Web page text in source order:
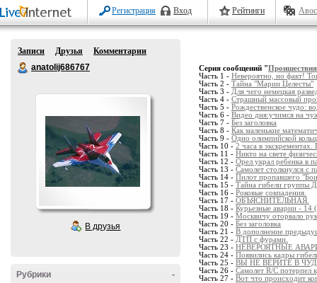
Регистрация Вход Рейтинги
Записи Друзья
Комментарии
anatolij686767
В друзья
-
Рубрики
Серия сообщений "
Часть 1 - Невероятно, но факт!
Часть 2 - Тайна "Марии Целесты"
Часть 3 - Для чего немецкая
Часть 4 - Страшный массовый
Часть 5 - Рождественское чудо:
Часть 6 - Видео дня:учимся на
Часть 7 - Без заголовка
Часть 8 - Как маленькие
Часть 9 - Одно олимпийской
Часть 10 - 2 часа в
Часть 11 - Никто на свете
Часть 12 - Орел украл ребенка в
Часть 13 - Самолет столкнулся с
Часть 14 - Пилот пропавшего
Часть 15 - Тайна гибели группы
Часть 16 - Роковые совпадения.
Часть 17 - ОБЪЯСНИТЕЛЬНАЯ.
Часть 18 - Курьезные аварии - 14
Часть 19 - Москвичу оторвало
Часть 20 - Без заголовка
Часть 21 - В дополнение
Часть 22 - ДТП с фурами.
Часть 23 - НЕВЕРОЯТНЫЕ
Часть 24 - Появились кадры
Часть 25 - ВЫ НЕ ВЕРИТЕ В
Часть 26 - Самолет R/C потерпел
Часть 27 - Вот что происходит